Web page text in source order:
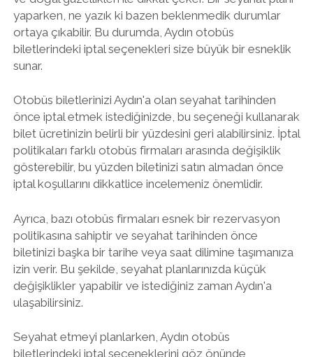
yaparken, ne yazık ki bazen beklenmedik durumlar
ortaya çıkabilir. Bu durumda, Aydın otobüs
biletlerindeki iptal seçenekleri size büyük bir esneklik
sunar.
Otobüs biletlerinizi Aydın'a olan seyahat tarihinden
önce iptal etmek istediğinizde, bu seçeneği kullanarak
bilet ücretinizin belirli bir yüzdesini geri alabilirsiniz. İptal
politikaları farklı otobüs firmaları arasında değişiklik
gösterebilir, bu yüzden biletinizi satın almadan önce
iptal koşullarını dikkatlice incelemeniz önemlidir.
Ayrıca, bazı otobüs firmaları esnek bir rezervasyon
politikasına sahiptir ve seyahat tarihinden önce
biletinizi başka bir tarihe veya saat dilimine taşımanıza
izin verir. Bu şekilde, seyahat planlarınızda küçük
değişiklikler yapabilir ve istediğiniz zaman Aydın'a
ulaşabilirsiniz.
Seyahat etmeyi planlarken, Aydın otobüs
biletlerindeki iptal seçeneklerini göz önünde